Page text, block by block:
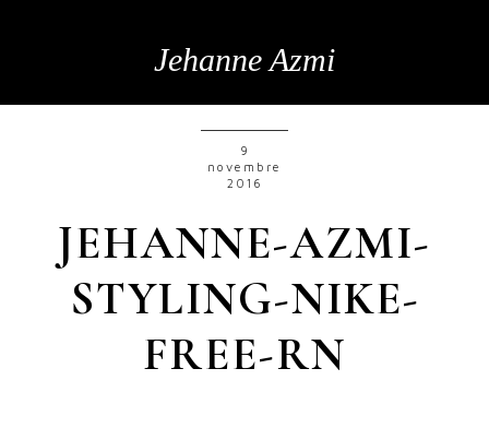
Jehanne Azmi
9
novembre
2016
JEHANNE-AZMI-
STYLING-NIKE-
FREE-RN